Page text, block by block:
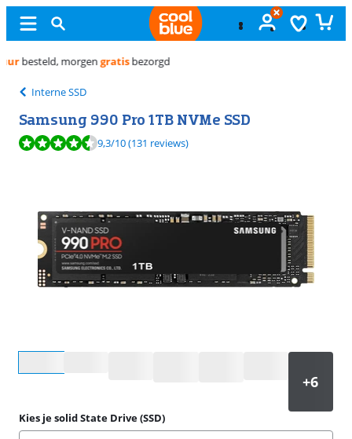
Gratis
Interne SSD
Samsung 990 Pro 1TB NVMe SSD
Beoordeling is 9,3 van de 10, gebaseerd op 131 reviews.
9,3/10(131 reviews)
Kies je solid State Drive (SSD)